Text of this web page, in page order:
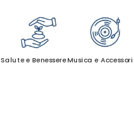
Salute e BenessereMusica e Accessori